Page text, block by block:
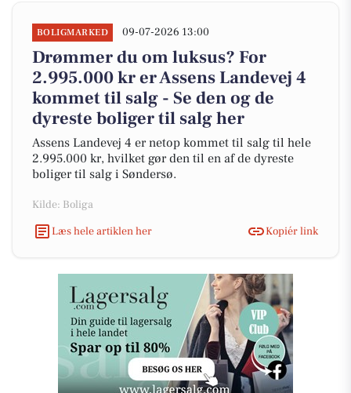
BOLIGMARKED 09-07-2026 13:00
Drømmer du om luksus? For
2.995.000 kr er Assens Landevej 4
kommet til salg - Se den og de
dyreste boliger til salg her
Assens Landevej 4 er netop kommet til salg til hele
2.995.000 kr, hvilket gør den til en af de dyreste
boliger til salg i Søndersø.
Kilde: Boliga
Læs hele artiklen her
Kopiér link